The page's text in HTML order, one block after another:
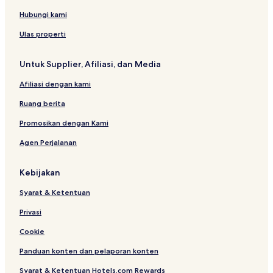
d
e
s
a
g
i
y
k
ii
n
H
t
o
a
o
t
a
g
e
e
s
t
a
g
a
i
Hubungi kami
Ulas properti
Untuk Supplier, Afiliasi, dan Media
Afiliasi dengan kami
Ruang berita
Promosikan dengan Kami
Agen Perjalanan
Kebijakan
Syarat & Ketentuan
Privasi
Cookie
Panduan konten dan pelaporan konten
Syarat & Ketentuan Hotels.com Rewards